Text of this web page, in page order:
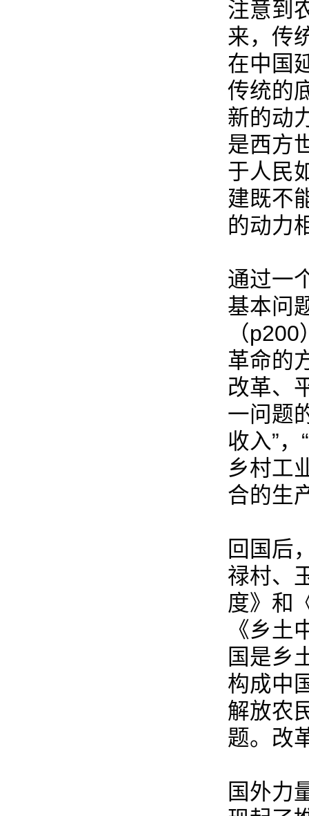
注意到
来，传
在中国
传统的
新的动
是西方
于人民
建既不
的动力
通过一
基本问
（
革命的
改革、
一问题
收入”
乡村工
合的生
回国后
禄村、
度》和
《乡
国是乡
构成中
解放农
题。改
国外力